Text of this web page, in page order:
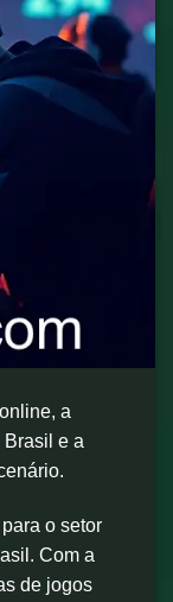
a
e a
o setor
Com a
de jogos